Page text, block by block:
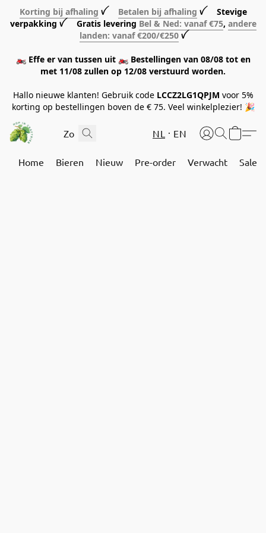
Korting bij afhaling ꪜ Betalen bij afhaling ꪜ Stevige
verpakking ꪜ Gratis levering Bel & Ned: vanaf €75, andere
landen: vanaf €200/€250 ꪜ
🏍️ Effe er van tussen uit 🏍️ Bestellingen van 08/08 tot en
met 11/08 zullen op 12/08 verstuurd worden.
Hallo nieuwe klanten! Gebruik code LCCZ2LG1QPJM voor 5%
korting op bestellingen boven de € 75. Veel winkelplezier! 🎉
NL EN
Home Bieren Nieuw Pre-order Verwacht Sale